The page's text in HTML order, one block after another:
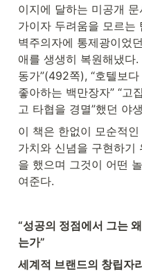
이지에 달하는 미공개
가이자 두려움을 모르는
벽주의자에 통제광이었
애를 생생히 복원해냈다
동가”(492쪽), “호텔보
좋아하는 백만장자” “고
고 타협을 경멸”했던 야
이 책은 한없이 모순적
가치와 신념을 구현하기
을 했으며 그것이 어떤
여준다.
“성공의 정점에서 그는
는가”
세계적 브랜드의 창립자